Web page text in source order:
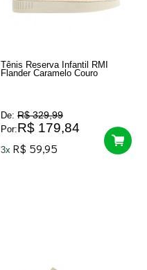
Tênis Reserva Infantil RMI
Flander Caramelo Couro
De: R$ 329,99
Por:R$ 179,84
3x R$ 59,95